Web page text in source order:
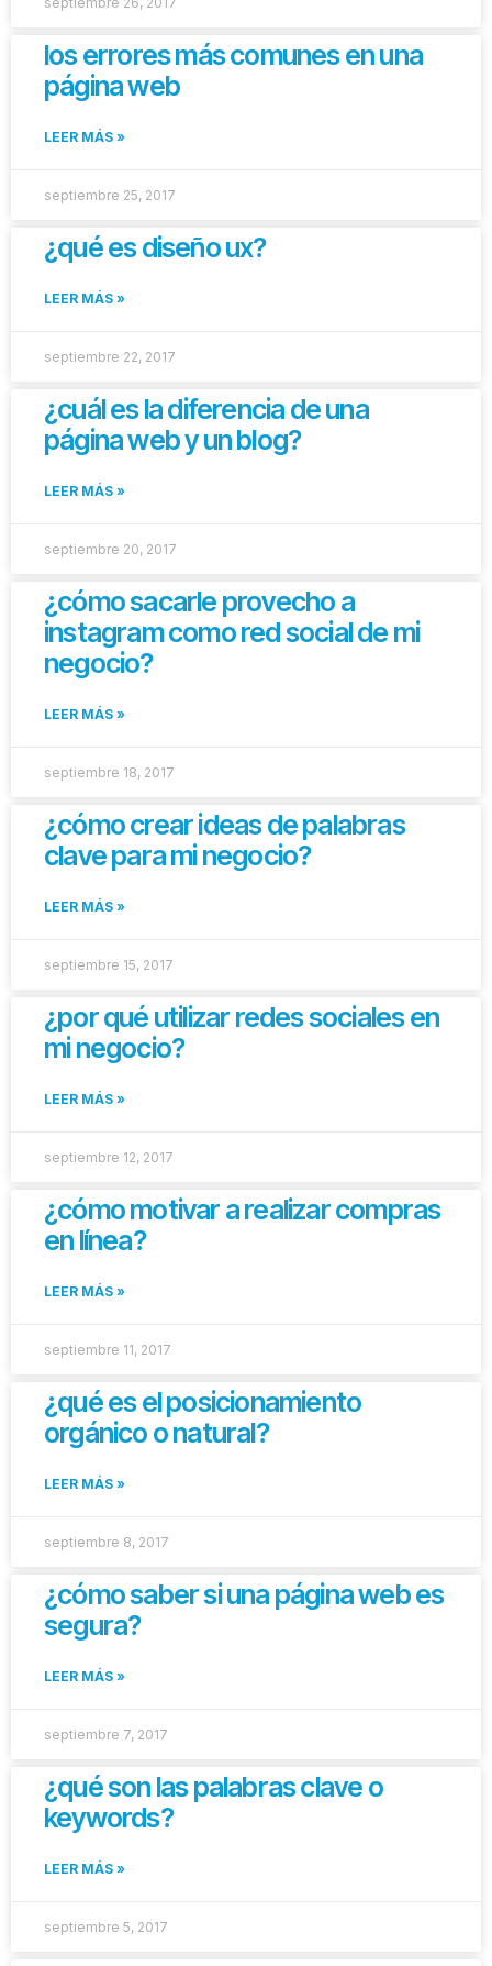
los errores más comunes en una
página web
LEER MÁS »
septiembre 25, 2017
¿qué es diseño ux?
LEER MÁS »
septiembre 22, 2017
¿cuál es la diferencia de una
página web y un blog?
LEER MÁS »
septiembre 20, 2017
¿cómo sacarle provecho a
instagram como red social de mi
negocio?
LEER MÁS »
septiembre 18, 2017
¿cómo crear ideas de palabras
clave para mi negocio?
LEER MÁS »
septiembre 15, 2017
¿por qué utilizar redes sociales en
mi negocio?
LEER MÁS »
septiembre 12, 2017
¿cómo motivar a realizar compras
en línea?
LEER MÁS »
septiembre 11, 2017
¿qué es el posicionamiento
orgánico o natural?
LEER MÁS »
septiembre 8, 2017
¿cómo saber si una página web es
segura?
LEER MÁS »
septiembre 7, 2017
¿qué son las palabras clave o
keywords?
LEER MÁS »
septiembre 5, 2017